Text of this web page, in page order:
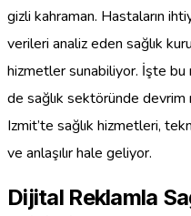
gizli kahraman. Hastaların
verileri analiz eden sağlık
hizmetler sunabiliyor. İşte
de sağlık sektöründe
Izmit’te sağlık hizmetleri,
ve anlaşılır hale geliyor.
Dijital Reklamla